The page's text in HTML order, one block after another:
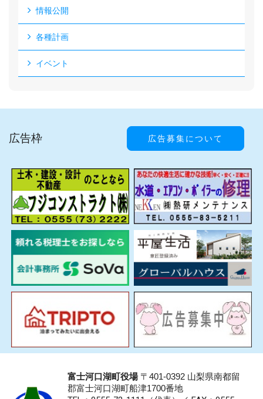
情報公開
各種計画
イベント
広告枠 広告募集について
富士河口湖町役場〒401-0392 山梨県南都留
郡富士河口湖町船津1700番地